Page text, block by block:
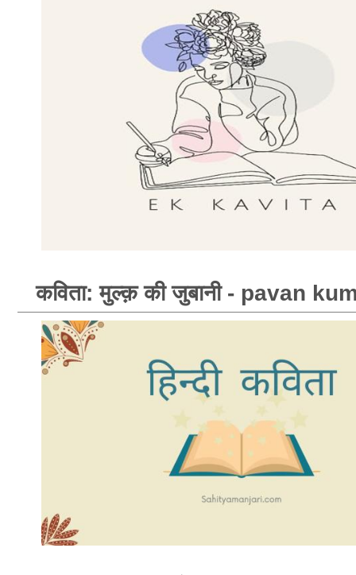
कविता: मुल्क़ की जुबानी - pavan